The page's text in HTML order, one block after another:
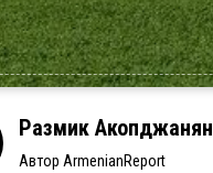
Размик Акопджанян
Автор ArmenianReport